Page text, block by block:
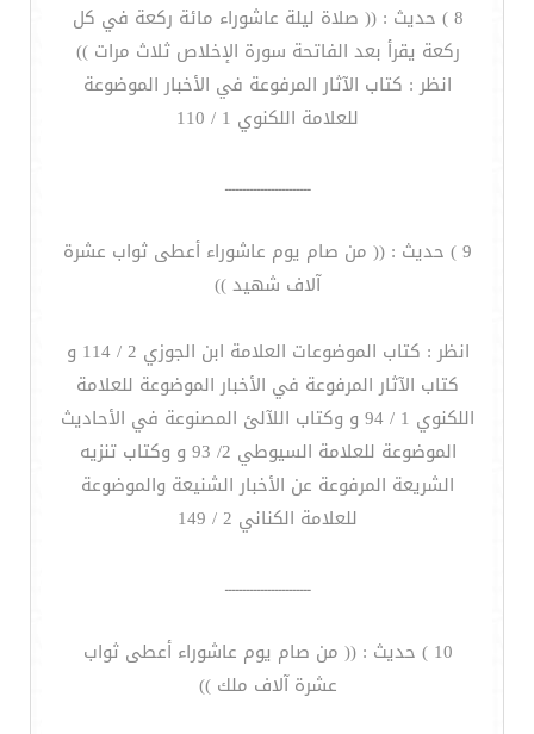
8 ) حديث : (( صلاة ليلة عاشوراء مائة ركعة في كل
ركعة يقرأ بعد الفاتحة سورة الإخلاص ثلاث مرات ))
انظر : كتاب الآثار المرفوعة في الأخبار الموضوعة
للعلامة اللكنوي 1 / 110
ــــــــــــــــــــــــ
9 ) حديث : (( من صام يوم عاشوراء أعطى ثواب عشرة
آلاف شهيد ))
انظر : كتاب الموضوعات العلامة ابن الجوزي 2 / 114 و
كتاب الآثار المرفوعة في الأخبار الموضوعة للعلامة
اللكنوي 1 / 94 و وكتاب اللآلئ المصنوعة في الأحاديث
الموضوعة للعلامة السيوطي 2/ 93 و وكتاب تنزيه
الشريعة المرفوعة عن الأخبار الشنيعة والموضوعة
للعلامة الكناني 2 / 149
ــــــــــــــــــــــــ
10 ) حديث : (( من صام يوم عاشوراء أعطى ثواب
عشرة آلاف ملك ))